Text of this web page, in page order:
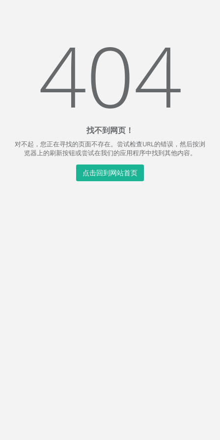
404
找不到网页！
对不起，您正在寻找的页面不存在。尝试检查URL的错误，然后按浏
览器上的刷新按钮或尝试在我们的应用程序中找到其他内容。
点击回到网站首页